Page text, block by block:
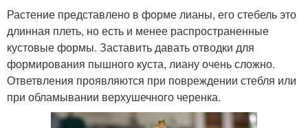
Растение представлено в форме лианы, его стебель это
длинная плеть, но есть и менее распространенные
кустовые формы. Заставить давать отводки для
формирования пышного куста, лиану очень сложно.
Ответвления проявляются при повреждении стебля или
при обламывании верхушечного черенка.